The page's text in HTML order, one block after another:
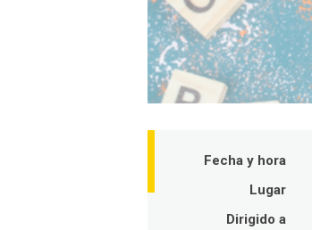
Fecha y hora
Lugar
Dirigido a